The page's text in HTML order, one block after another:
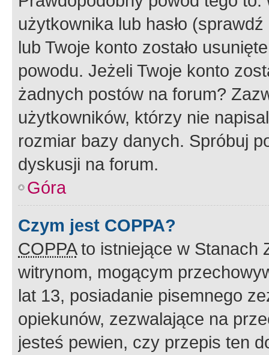
użytkownika lub hasło
lub Twoje konto zostało
powodu. Jeżeli Twoje konto
żadnych postów na forum?
użytkowników, którzy nie
rozmiar bazy danych. Spróbuj
dyskusji na forum.
Góra
Czym jest COPPA?
COPPAto istniejące w Stanach
witrynom, mogącym
lat 13, posiadanie pisemnego
opiekunów, zezwalające na
jesteś pewien, czy przepis ten